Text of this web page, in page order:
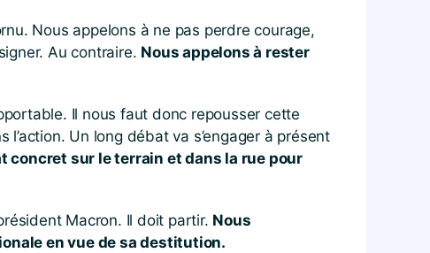
Nous appelons à ne pas perdre courage,
Au contraire. Nous appelons à rester
Il nous faut donc repousser cette
Un long débat va s’engager à présent
concret sur le terrain et dans la rue pour
Macron. Il doit partir. Nous
en vue de sa destitution.